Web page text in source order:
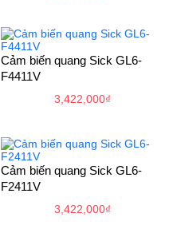
Cảm biến quang Sick GL6-
F4411V
3,422,000₫
Cảm biến quang Sick GL6-
F2411V
3,422,000₫